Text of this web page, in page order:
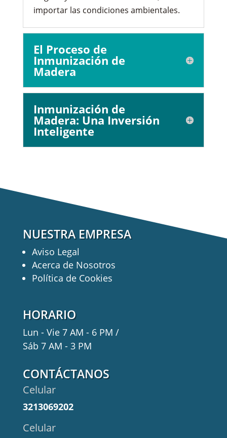
importar las condiciones ambientales.
El Proceso de
Inmunización de
Madera
Inmunización de
Madera: Una Inversión
Inteligente
NUESTRA EMPRESA
Aviso Legal
Acerca de Nosotros
Política de Cookies
HORARIO
Lun - Vie 7 AM - 6 PM /
Sáb 7 AM - 3 PM
CONTÁCTANOS
Celular
3213069202
Celular